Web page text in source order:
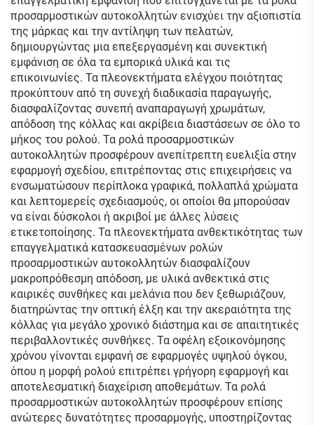
προσαρμοστικών αυτοκολλητών ενισχύει την αξιοπιστία
της μάρκας και την αντίληψη των πελατών,
δημιουργώντας μια επεξεργασμένη και συνεκτική
εμφάνιση σε όλα τα εμπορικά υλικά και τις
επικοινωνίες. Τα πλεονεκτήματα ελέγχου ποιότητας
προκύπτουν από τη συνεχή διαδικασία παραγωγής,
διασφαλίζοντας συνεπή αναπαραγωγή χρωμάτων,
απόδοση της κόλλας και ακρίβεια διαστάσεων σε όλο το
μήκος του ρολού. Τα ρολά προσαρμοστικών
αυτοκολλητών προσφέρουν ανεπίτρεπτη ευελιξία στην
εφαρμογή σχεδίου, επιτρέποντας στις επιχειρήσεις να
ενσωματώσουν περίπλοκα γραφικά, πολλαπλά χρώματα
και λεπτομερείς σχεδιασμούς, οι οποίοι θα μπορούσαν
να είναι δύσκολοι ή ακριβοί με άλλες λύσεις
ετικετοποίησης. Τα πλεονεκτήματα ανθεκτικότητας των
επαγγελματικά κατασκευασμένων ρολών
προσαρμοστικών αυτοκολλητών διασφαλίζουν
μακροπρόθεσμη απόδοση, με υλικά ανθεκτικά στις
καιρικές συνθήκες και μελάνια που δεν ξεθωριάζουν,
διατηρώντας την οπτική έλξη και την ακεραιότητα της
κόλλας για μεγάλο χρονικό διάστημα και σε απαιτητικές
περιβαλλοντικές συνθήκες. Τα οφέλη εξοικονόμησης
χρόνου γίνονται εμφανή σε εφαρμογές υψηλού όγκου,
όπου η μορφή ρολού επιτρέπει γρήγορη εφαρμογή και
αποτελεσματική διαχείριση αποθεμάτων. Τα ρολά
προσαρμοστικών αυτοκολλητών προσφέρουν επίσης
ανώτερες δυνατότητες προσαρμογής, υποστηρίζοντας